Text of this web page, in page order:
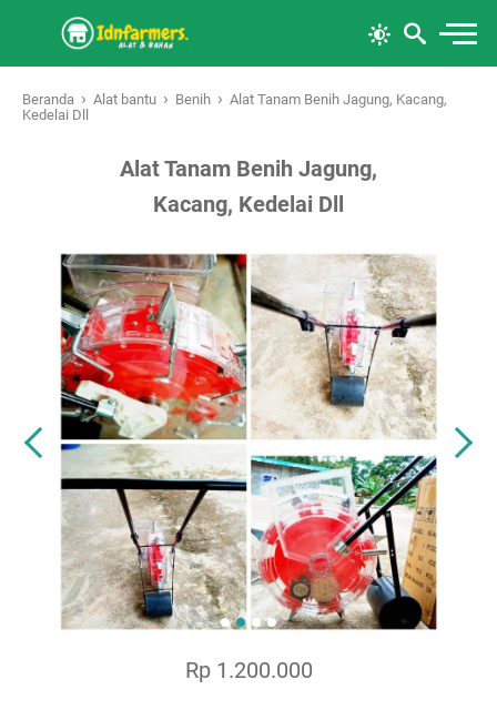
Beranda › Alat bantu › Benih › Alat Tanam Benih Jagung, Kacang,
Kedelai Dll
Alat Tanam Benih Jagung,
Kacang, Kedelai Dll
Rp 1.200.000